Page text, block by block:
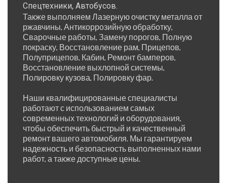
Спецтехники, Автобусов.
Также выполняем Лазерную очистку металла от
ржавчины, Антикоррозийную обработку,
Сварочные работы, Замену порогов, Полную
покраску, Восстановление рам, Прицепов,
Полуприцепов, Кабин, Ремонт бамперов,
Восстановление выхлопной системы,
Полировку кузова, Полировку фар.
Наши квалифицированные специалисты
работают с использованием самых
современных технологий и оборудования,
чтобы обеспечить быстрый и качественный
ремонт вашего автомобиля. Мы гарантируем
надежность и безопасность выполненных нами
работ, а также доступные цены.